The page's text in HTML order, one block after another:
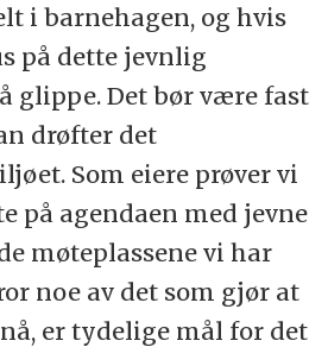
i barnehagen, og hvis
på dette jevnlig
glippe. Det bør være fast
drøfter det
Som eiere prøver vi
på agendaen med jevne
møteplassene vi har
noe av det som gjør at
er tydelige mål for det